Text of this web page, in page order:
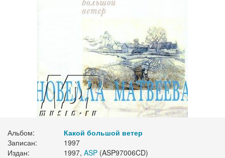
Альбом:
Какой большой ветер
Записан:
1997
Издан:
1997, ASP (ASP97006CD)